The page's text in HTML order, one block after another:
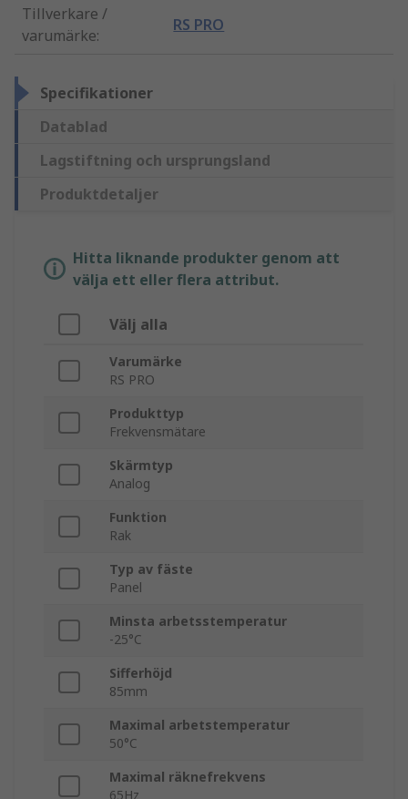
Tillverkare /
varumärke:
RS PRO
Specifikationer
Datablad
Lagstiftning och ursprungsland
Produktdetaljer
Hitta liknande produkter genom att
välja ett eller flera attribut.
Välj alla
Varumärke
RS PRO
Produkttyp
Frekvensmätare
Skärmtyp
Analog
Funktion
Rak
Typ av fäste
Panel
Minsta arbetsstemperatur
-25°C
Sifferhöjd
85mm
Maximal arbetstemperatur
50°C
Maximal räknefrekvens
65Hz